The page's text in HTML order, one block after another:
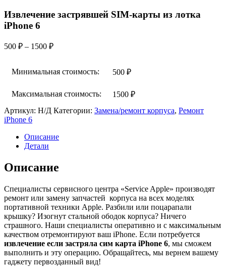
Извлечение застрявшей SIM-карты из лотка
iPhone 6
500 ₽ – 1500 ₽Диапазон
–
Минимальная стоимость: 500 ₽
Максимальная стоимость: 1500 ₽
Артикул: Н/Д Категории: Замена/ремонт корпуса, Ремонт
iPhone 6
Описание
Детали
Описание
Специалисты сервисного центра «Service Apple» производят
ремонт или замену запчастей корпуса на всех моделях
портативной техники Apple. Разбили или поцарапали
крышку? Изогнут стальной ободок корпуса? Ничего
страшного. Наши специалисты оперативно и с максимальным
качеством отремонтируют ваш iPhone. Если потребуется
извлечение если застряла сим карта iPhone 6, мы сможем
выполнить и эту операцию. Обращайтесь, мы вернем вашему
гаджету первозданный вид!